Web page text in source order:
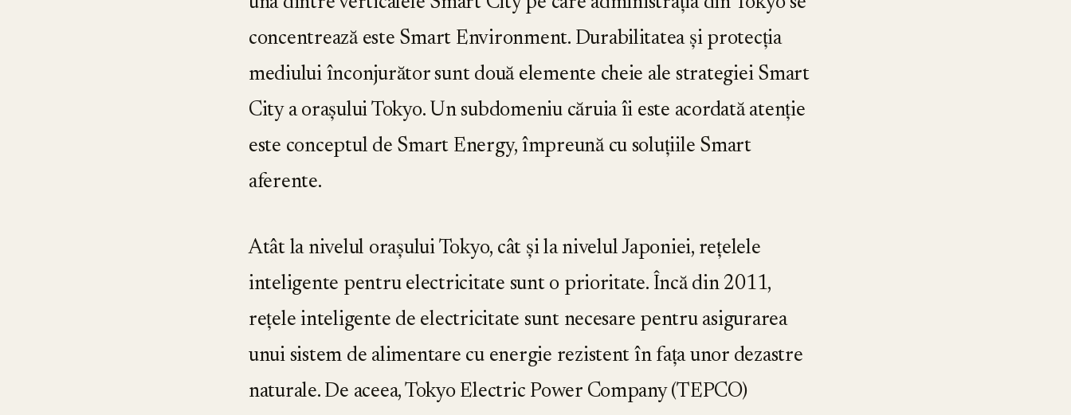
concentrează este Smart Environment. Durabilitatea și protecția
mediului înconjurător sunt două elemente cheie ale strategiei Smart
City a orașului Tokyo. Un subdomeniu căruia îi este acordată atenție
este conceptul de Smart Energy, împreună cu soluțiile Smart
aferente.
Atât la nivelul orașului Tokyo, cât și la nivelul Japoniei, rețelele
inteligente pentru electricitate sunt o prioritate. Încă din 2011,
rețele inteligente de electricitate sunt necesare pentru asigurarea
unui sistem de alimentare cu energie rezistent în fața unor dezastre
naturale. De aceea, Tokyo Electric Power Company (TEPCO)